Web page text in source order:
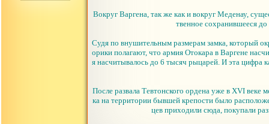
Вокруг Варгена, так же как и вокруг Меденау,
твенное сохранившееся
Судя по внушительным размерам замка, который
орики полагают, что армия Отокара в Варгене
я насчитывалось до 6 тысяч рыцарей. И эта цифра
После развала Тевтонского ордена уже в XVI
ка на территории бывшей крепости было
цев приходили сюда, покупали